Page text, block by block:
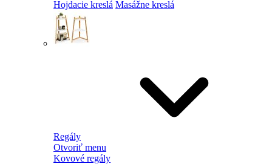
Hojdacie kreslá Masážne kreslá
Regály
Otvoriť menu
Kovové regály